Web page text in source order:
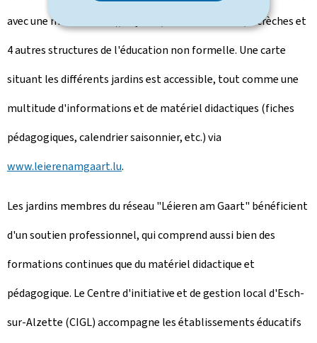
avec une maison relais), 9 lycées, 2 maisons relais, 2 crèches et
4 autres structures de l'éducation non formelle. Une carte
situant les différents jardins est accessible, tout comme une
multitude d'informations et de matériel didactiques (fiches
pédagogiques, calendrier saisonnier, etc.) via
www.leierenamgaart.lu.
Les jardins membres du réseau "Léieren am Gaart" bénéficient
d'un soutien professionnel, qui comprend aussi bien des
formations continues que du matériel didactique et
pédagogique. Le Centre d'initiative et de gestion local d'Esch-
sur-Alzette (CIGL) accompagne les établissements éducatifs